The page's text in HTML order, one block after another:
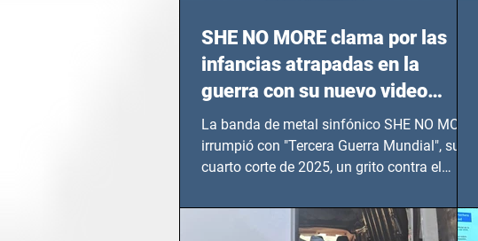
SHE NO MORE clama por las
infancias atrapadas en la
guerra con su nuevo video
TERCERA GUERRA MUNDIAL
La banda de metal sinfónico SHE NO MORE
irrumpió con "Tercera Guerra Mundial", su
cuarto corte de 2025, un grito contra el
en epicentros bélicos.